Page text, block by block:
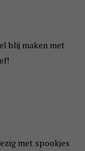
blij maken met
met spookjes